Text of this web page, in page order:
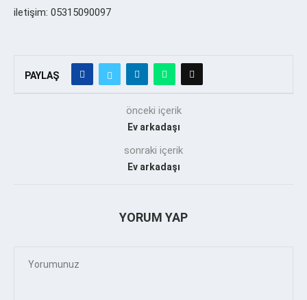
iletişim: 05315090097
PAYLAŞ
önceki içerik
Ev arkadaşı
sonraki içerik
Ev arkadaşı
YORUM YAP